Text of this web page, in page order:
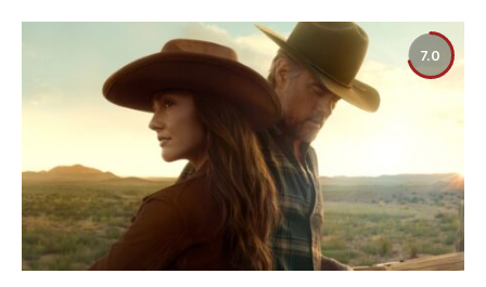
7.0